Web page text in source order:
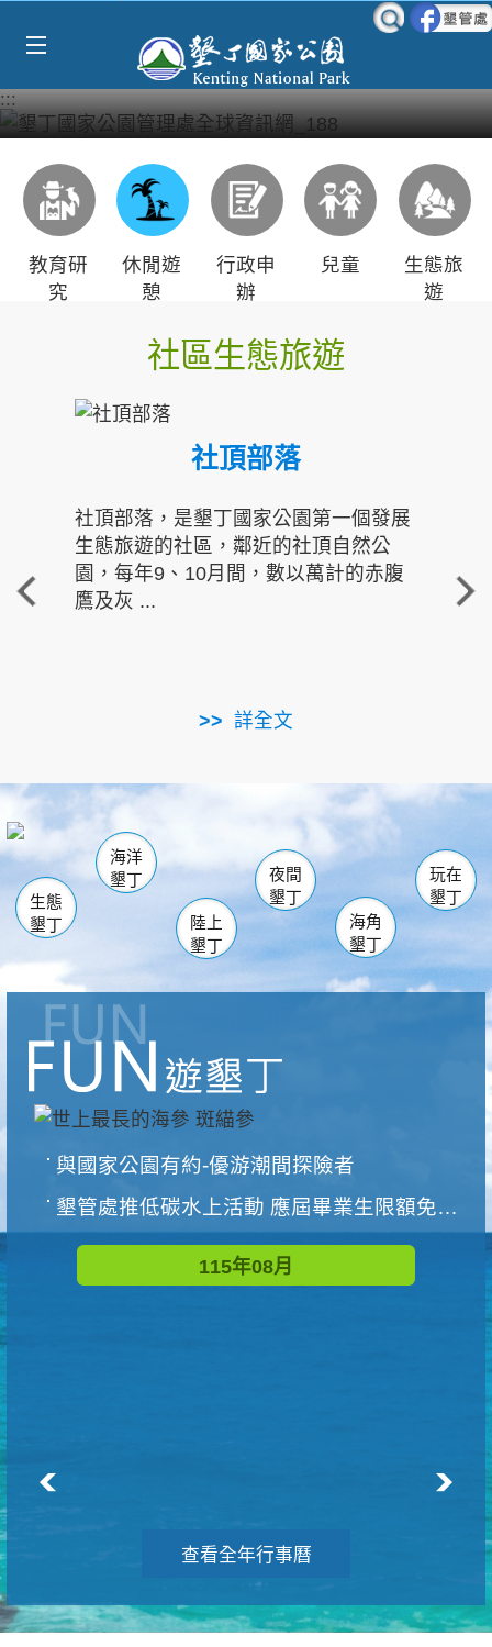
:::
教育研
究
休閒遊
憩
行政申
辦
兒童
生態旅
遊
社區生態旅遊
社頂部落
社頂部落，是墾丁國家公園第一個發展
生態旅遊的社區，鄰近的社頂自然公
園，每年9、10月間，數以萬計的赤腹
鷹及灰 ...
詳全文
重
走進
南仁湖
海生館
恆春 佳樂水
龍鑾潭自然中心 森林遊樂區
瓊麻館
關山 墾管處遊客中心
社頂公園 風吹沙
船帆石
白砂 龍磐公園
香蕉灣
砂島
鵝鑾鼻
生態
墾丁
海洋
墾丁
陸上
墾丁
夜間
墾丁
海角
墾丁
玩在
墾丁
與國家公園有約-優游潮間探險者
墾管處推低碳水上活動 應屆畢業生限額免費參加
115年08月
查看全年行事曆